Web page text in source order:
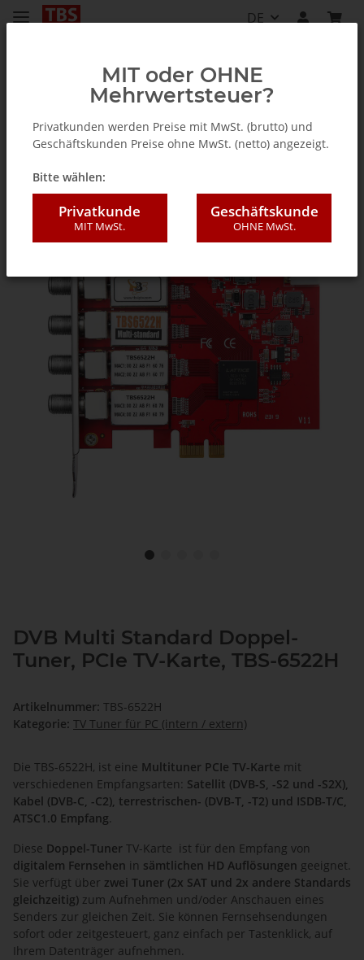
DE
TV Tuner für PC (intern / extern)
DVB Multi Standard Doppel-
Tuner, PCIe TV-Karte, TBS-6522H
Artikelnummer: TBS-6522H
Kategorie: TV Tuner für PC (intern / extern)
Die TBS-6522H, ist eine Multituner PCIe TV-Karte mit
verschiedenen Empfangsarten: Satellit (DVB-S, -S2 und -S2X),
Kabel (DVB-C, -C2), terrestrischen- (DVB-T, -T2) und ISDB-T/C,
ATSC1.0 Empfang.
Diese Doppel-Tuner TV-Karte ist für den Empfang von
digitalem Fernsehen in sämtlichen HD Auflösungen geeignet.
Sie verfügt über zwei Tuner (2x SAT und 2x andere Standards
gleichzeitig) zum Aufnehmen und/oder Anschauen eines
Senders zur gleichen Zeit. Sie können Fernsehsendungen
sofort oder zeitgesteuert, ganz einfach per Tastenklick, auf
Ihrem Datenträger aufnehmen.
MIT oder OHNE
Mehrwertsteuer?
Privatkunden werden Preise mit MwSt. (brutto) und
Geschäftskunden Preise ohne MwSt. (netto) angezeigt.
Bitte wählen:
Privatkunde
MIT MwSt.
Geschäftskunde
OHNE MwSt.